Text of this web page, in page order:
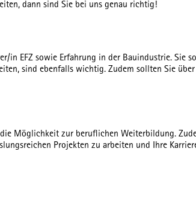
dann sind Sie bei uns genau richtig!
in EFZ sowie Erfahrung in der Bauindustrie. Sie
sind ebenfalls wichtig. Zudem sollten Sie
Möglichkeit zur beruflichen Weiterbildung.
Projekten zu arbeiten und Ihre